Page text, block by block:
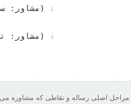
↓
↓
مراحل اصلی رساله و نقاطی که مشاوره